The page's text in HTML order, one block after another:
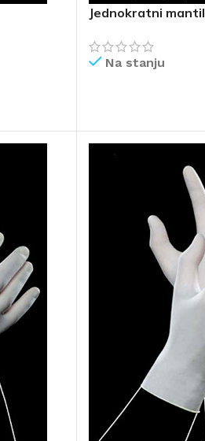
Jednokratni mantil
Na stanju